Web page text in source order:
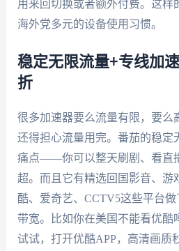
用来回切换或者额外付费。这样
海外党多元的设备使用习惯。
稳定无限流量+专线加
折
很多加速器要么流量有限，要么
还得担心流量用完。番茄的稳定
痛点——你可以整天刷剧、看直
超。而且它有精选回国影音、游
酷、爱奇艺、CCTV5这些平台
带宽。比如你在美国不能看优酷
试试，打开优酷APP，高清画质